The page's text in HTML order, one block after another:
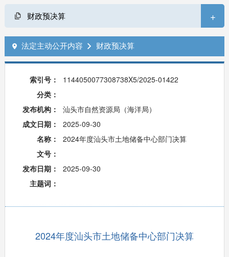
财政预决算 +
 法定主动公开内容  财政预决算
索引号：
1144050077308738X5/2025-01422
分类：
发布机构：
汕头市自然资源局（海洋局）
成文日期：
2025-09-30
名称：
2024年度汕头市土地储备中心部门决算
文号：
发布日期：
2025-09-30
主题词：
2024年度汕头市土地储备中心部门决算